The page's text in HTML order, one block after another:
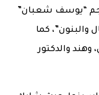
“يوسف شعبان”
والبنون”، كما
والدكتور